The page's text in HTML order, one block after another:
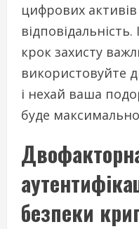
цифрових
крок захисту
використовуйте
і нехай ваша
буде
безпеки